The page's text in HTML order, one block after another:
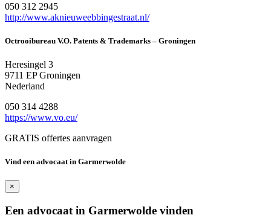
050 312 2945
http://www.aknieuweebbingestraat.nl/
Octrooibureau V.O. Patents & Trademarks – Groningen
Heresingel 3
9711 EP Groningen
Nederland
050 314 4288
https://www.vo.eu/
GRATIS offertes aanvragen
Vind een advocaat in Garmerwolde
×
Een advocaat in Garmerwolde vinden